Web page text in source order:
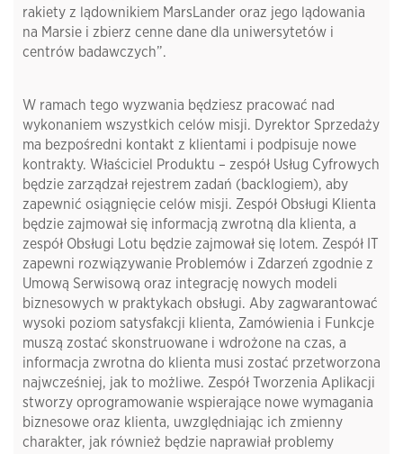
rakiety z lądownikiem MarsLander oraz jego lądowania
na Marsie i zbierz cenne dane dla uniwersytetów i
centrów badawczych”.
W ramach tego wyzwania będziesz pracować nad
wykonaniem wszystkich celów misji. Dyrektor Sprzedaży
ma bezpośredni kontakt z klientami i podpisuje nowe
kontrakty. Właściciel Produktu – zespół Usług Cyfrowych
będzie zarządzał rejestrem zadań (backlogiem), aby
zapewnić osiągnięcie celów misji. Zespół Obsługi Klienta
będzie zajmował się informacją zwrotną dla klienta, a
zespół Obsługi Lotu będzie zajmował się lotem. Zespół IT
zapewni rozwiązywanie Problemów i Zdarzeń zgodnie z
Umową Serwisową oraz integrację nowych modeli
biznesowych w praktykach obsługi. Aby zagwarantować
wysoki poziom satysfakcji klienta, Zamówienia i Funkcje
muszą zostać skonstruowane i wdrożone na czas, a
informacja zwrotna do klienta musi zostać przetworzona
najwcześniej, jak to możliwe. Zespół Tworzenia Aplikacji
stworzy oprogramowanie wspierające nowe wymagania
biznesowe oraz klienta, uwzględniając ich zmienny
charakter, jak również będzie naprawiał problemy